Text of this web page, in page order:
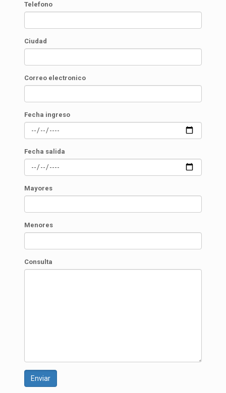
Telefono
Ciudad
Correo electronico
Fecha ingreso
Fecha salida
Mayores
Menores
Consulta
Enviar